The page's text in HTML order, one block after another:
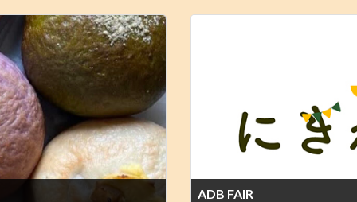
ADB FAIR